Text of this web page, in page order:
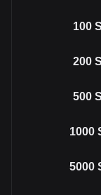
100
200
500
1000
5000